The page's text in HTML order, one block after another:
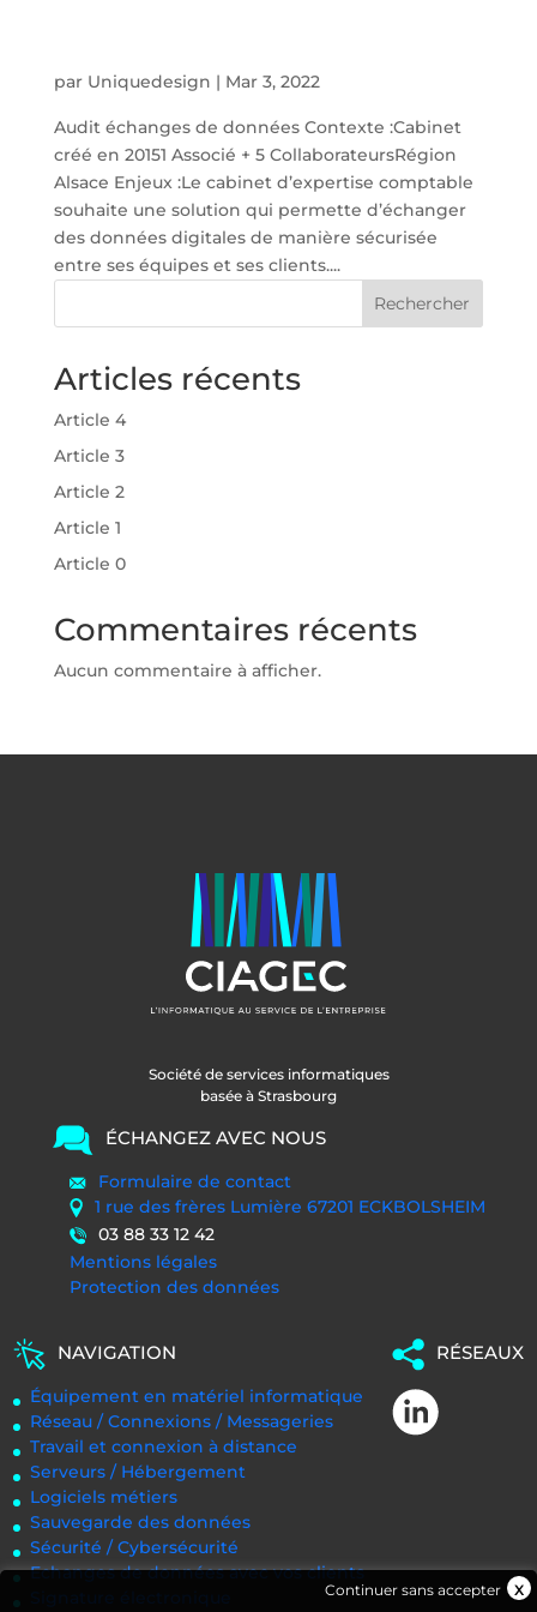
par Uniquedesign | Mar 3, 2022
Audit échanges de données Contexte :Cabinet
créé en 20151 Associé + 5 CollaborateursRégion
Alsace Enjeux :Le cabinet d’expertise comptable
souhaite une solution qui permette d’échanger
des données digitales de manière sécurisée
entre ses équipes et ses clients....
Rechercher
Articles récents
Article 4
Article 3
Article 2
Article 1
Article 0
Commentaires récents
Aucun commentaire à afficher.
Société de services informatiques
basée à Strasbourg
ÉCHANGEZ AVEC NOUS
Formulaire de contact
1 rue des frères Lumière 67201 ECKBOLSHEIM
03 88 33 12 42
Mentions légales
Protection des données
NAVIGATION
Équipement en matériel informatique
Réseau / Connexions / Messageries
Travail et connexion à distance
Serveurs / Hébergement
Logiciels métiers
Sauvegarde des données
Sécurité / Cybersécurité
Echanges de données avec vos clients
RÉSEAUX
Continuer sans accepter